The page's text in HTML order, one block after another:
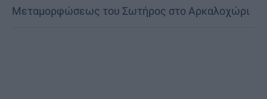
Μεταμορφώσεως του Σωτήρος στο Αρκαλοχώρι